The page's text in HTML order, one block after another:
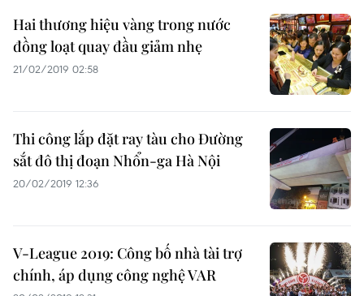
Hai thương hiệu vàng trong nước
đồng loạt quay đầu giảm nhẹ
21/02/2019 02:58
Thi công lắp đặt ray tàu cho Đường
sắt đô thị đoạn Nhổn-ga Hà Nội
20/02/2019 12:36
V-League 2019: Công bố nhà tài trợ
chính, áp dụng công nghệ VAR